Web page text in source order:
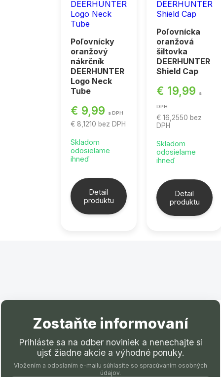
Poľovnícky
oranžový
nákrčník
DEERHUNTER
Logo Neck
Tube
€ 9,99 s DPH
€ 8,1210 bez DPH
Skladom
odosielame
ihneď
Detail
produktu
Poľovnícka
oranžová
šiltovka
DEERHUNTER
Shield Cap
€ 19,99 s
DPH
€ 16,2550 bez
DPH
Skladom
odosielame
ihneď
Detail
produktu
Zostaňte informovaní
Prihláste sa na odber noviniek a nenechajte si
ujsť žiadne akcie a výhodné ponuky.
Vložením a odoslaním e-mailu súhlasíte so spracúvaním osobných
údajov.